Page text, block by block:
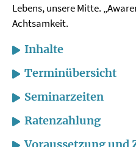
Lebens, unsere Mitte.
Achtsamkeit.
Inhalte
Terminübersicht
Seminarzeiten
Ratenzahlung
Voraussetzung